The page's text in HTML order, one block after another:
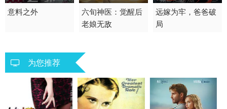
2022 / 中国大陆 / 汉语
意料之外
2026 / 中国大陆 / 普通
话
六旬神医：觉醒后
老娘无敌
2025 / 中国大陆 /
短剧 年代穿越
远嫁为牢，爸爸破
局
为您推荐